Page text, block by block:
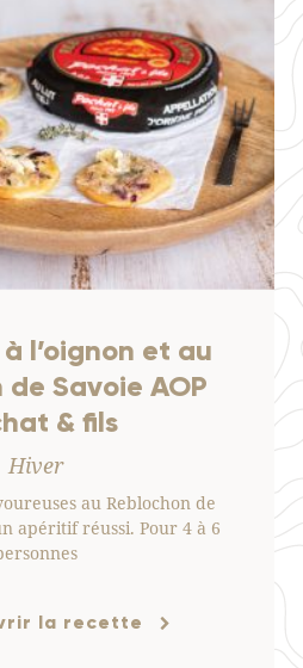
l’oignon et au
de Savoie AOP
& fils
Hiver
au Reblochon de
apéritif réussi. Pour 4 à 6
la recette